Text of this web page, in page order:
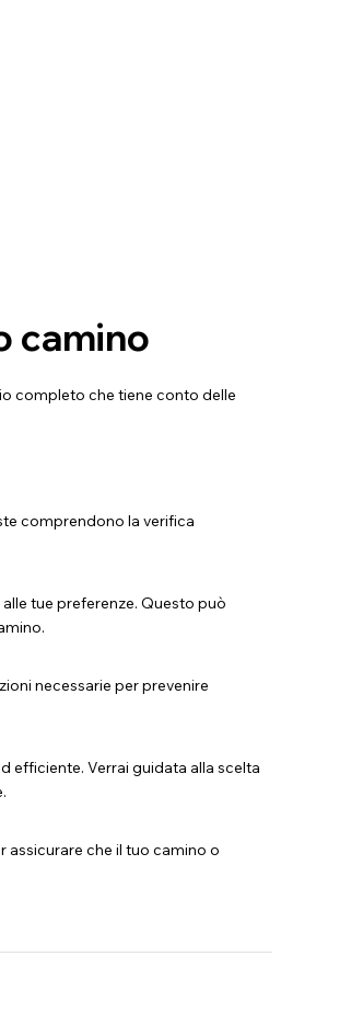
camino
completo che tiene conto delle
comprendono la verifica
tue preferenze. Questo può
necessarie per prevenire
efficiente. Verrai guidata alla scelta
assicurare che il tuo camino o